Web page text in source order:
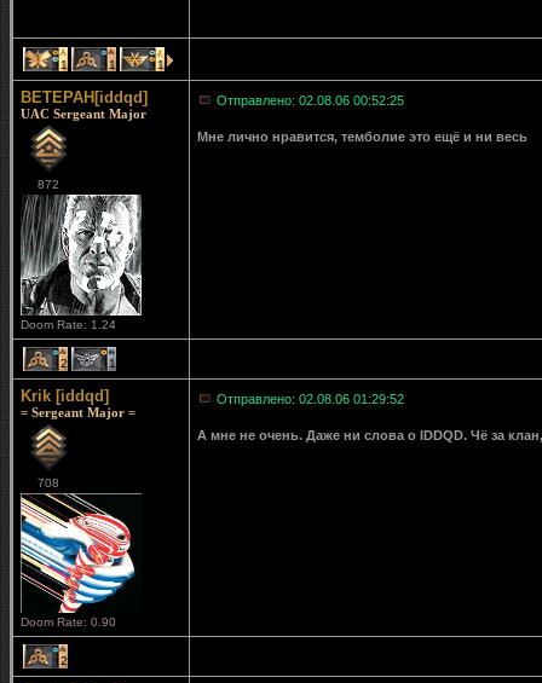
1 1 1
BETEPAH[iddqd]
UAC Sergeant Major
872
Doom Rate: 1.24
Отправлено: 02.08.06 00:52:25
Мне лично нравится, темболие это ещё и ни весь
2 1
Krik [iddqd]
= Sergeant Major =
708
Doom Rate: 0.90
Отправлено: 02.08.06 01:29:52
А мне не очень. Даже ни слова о IDDQD. Чё за
2